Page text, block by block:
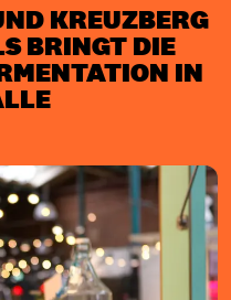
KREUZBERG
BRINGT DIE
IN